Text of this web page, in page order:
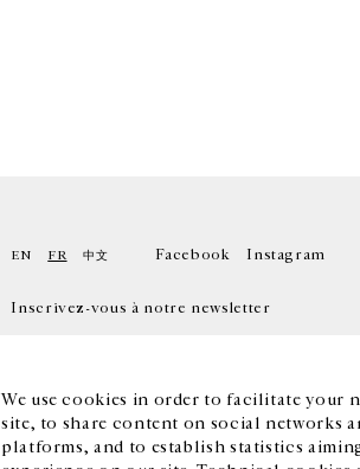
We use cookies in order to facilitate your
site, to share content on social networks
platforms, and to establish statistics
EN FR 中文 Facebook Instagram
Inscrivez-vous à notre newsletter